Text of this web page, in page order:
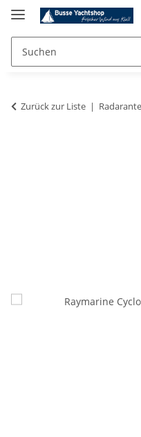
Zurück zur Liste